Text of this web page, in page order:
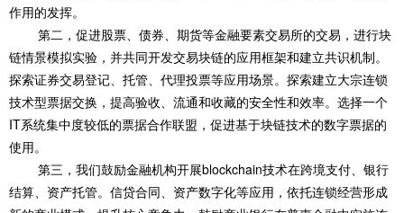
作用的发挥。
第二，促进股票、债券、期货等金融要素交易所的交易，进行块
链情景模拟实验，并共同开发交易块链的应用框架和建立共识机制。
探索证券交易登记、托管、代理投票等应用场景。探索建立大宗连锁
技术型票据交换，提高验收、流通和收藏的安全性和效率。选择一个
IT系统集中度较低的票据合作联盟，促进基于块链技术的数字票据的
使用。
第三，我们鼓励金融机构开展blockchain技术在跨境支付、银行
结算、资产托管。信贷合同、资产数字化等应用，依托连锁经营形成